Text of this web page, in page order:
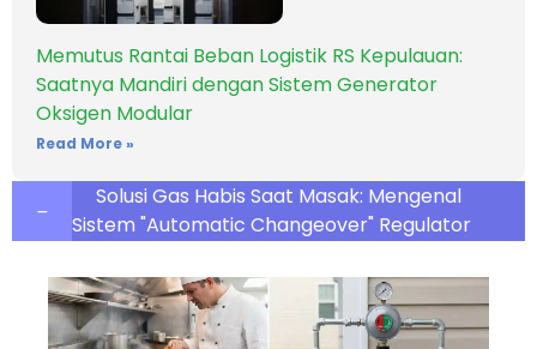
Memutus Rantai Beban Logistik RS Kepulauan:
Saatnya Mandiri dengan Sistem Generator
Oksigen Modular
Read More »
Solusi Gas Habis Saat Masak: Mengenal
Sistem "Automatic Changeover" Regulator